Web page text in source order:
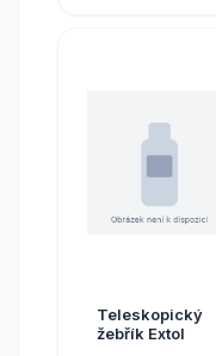
Teleskopický
žebřík Extol